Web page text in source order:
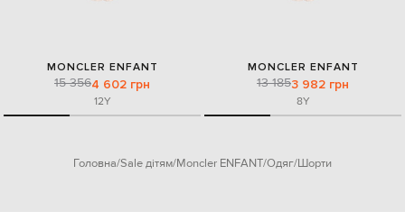
MONCLER ENFANT
15 3564 602 грн
12Y
MONCLER ENFANT
13 1853 982 грн
8Y
Головна Sale дітям Moncler ENFANT Одяг Шорти